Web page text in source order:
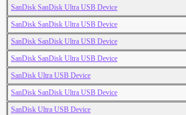
SanDisk SanDisk Ultra USB Device
SanDisk SanDisk Ultra USB Device
SanDisk SanDisk Ultra USB Device
SanDisk SanDisk Ultra USB Device
SanDisk Ultra USB Device
SanDisk SanDisk Ultra USB Device
SanDisk Ultra USB Device